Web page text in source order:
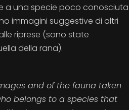
a una specie poco conosciuta
immagini suggestive di altri
riprese (sono state
della rana).
and of the fauna taken
belongs to a species that